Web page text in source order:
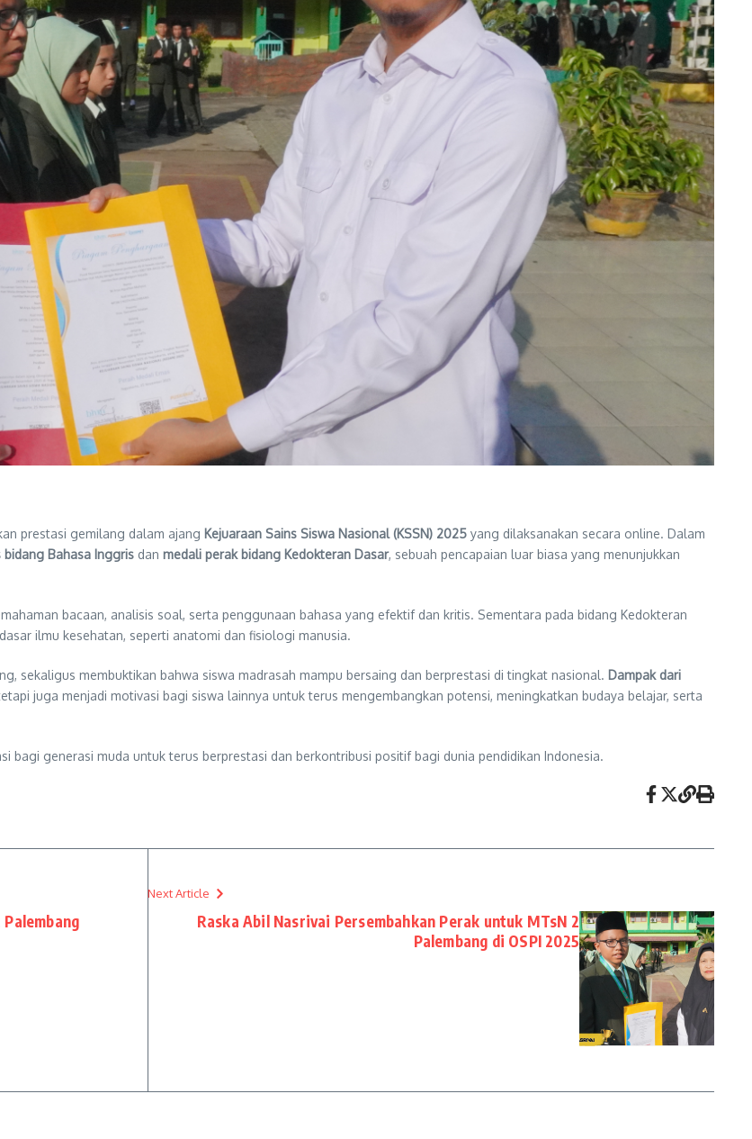
prestasi gemilang dalam ajang Kejuaraan Sains Siswa Nasional (KSSN) 2025 yang dilaksanakan secara online. Dalam
bidang Bahasa Inggris dan medali perak bidang Kedokteran Dasar, sebuah pencapaian luar biasa yang menunjukkan
bacaan, analisis soal, serta penggunaan bahasa yang efektif dan kritis. Sementara pada bidang Kedokteran
ilmu kesehatan, seperti anatomi dan fisiologi manusia.
sekaligus membuktikan bahwa siswa madrasah mampu bersaing dan berprestasi di tingkat nasional. Dampak dari
juga menjadi motivasi bagi siswa lainnya untuk terus mengembangkan potensi, meningkatkan budaya belajar, serta
bagi generasi muda untuk terus berprestasi dan berkontribusi positif bagi dunia pendidikan Indonesia.
Next Article
Raska Abil Nasrivai Persembahkan Perak untuk MTsN 2
Palembang di OSPI 2025